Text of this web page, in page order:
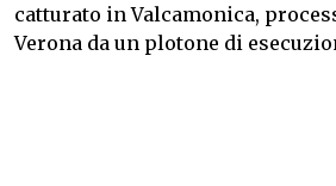
catturato in Valcamonica,
Verona da un plotone di